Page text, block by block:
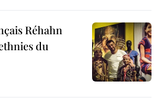
Réhahn
du